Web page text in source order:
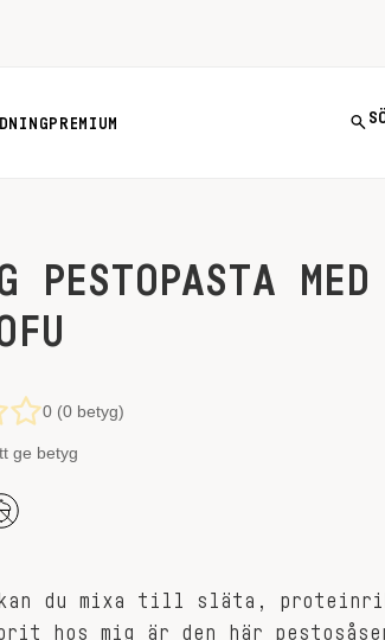
PREMIUM
PESTOPASTA MED
0 (0 betyg)
ge betyg
du mixa till släta,
hos mig är den här